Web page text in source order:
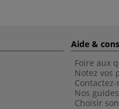
Aide &
Foire aux
Notez vos
Nos
Choisir